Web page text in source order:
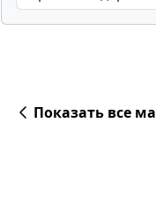
Показать все